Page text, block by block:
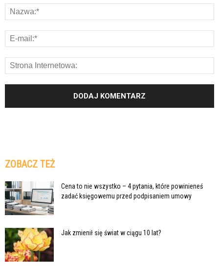
ZOBACZ TEŻ
Cena to nie wszystko – 4 pytania, które powinieneś
zadać księgowemu przed podpisaniem umowy
Jak zmienił się świat w ciągu 10 lat?